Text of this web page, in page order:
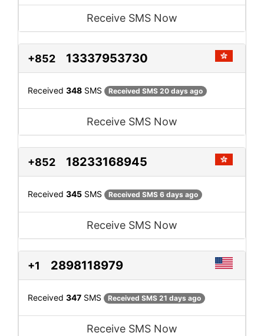
Receive SMS Now
+852 13337953730
Received 348 SMS Received SMS 20 days ago
Receive SMS Now
+852 18233168945
Received 345 SMS Received SMS 6 days ago
Receive SMS Now
+1 2898118979
Received 347 SMS Received SMS 21 days ago
Receive SMS Now